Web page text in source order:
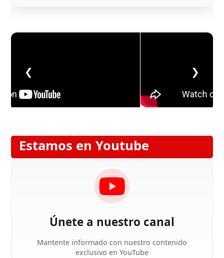
❮ ❯
Estamos en Youtube
Únete a nuestro canal
Mantente informado con nuestro contenido
exclusivo en YouTube